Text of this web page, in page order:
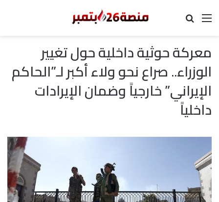
القائمة
معركة حوثية داخلية حول تغيير
الوزراء.. صراع نحو ولاء أكبر لـ”الحاكم
الإيراني” خارجياً وضمان الإيرادات
داخلياً